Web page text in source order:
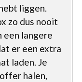
liggen.
zo dus nooit
een langere
er een extra
laden. Je
halen,